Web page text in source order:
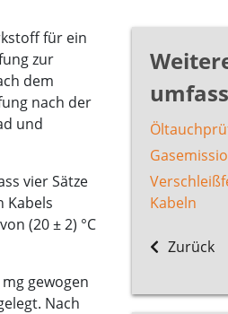
für ein
zur
dem
nach der
und
vier Sätze
Kabels
(20 ± 2) °C
gewogen
Nach
Kabeln
Zurück